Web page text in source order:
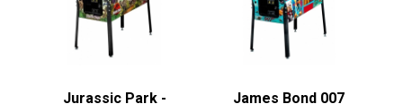
Jurassic Park -
James Bond 007